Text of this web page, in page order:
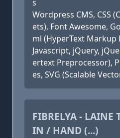
s
Wordpress CMS, CSS
ets), Font Awesome,
ml (HyperText Markup
Javascript, jQuery,
ertext Preprocessor),
es, SVG (Scalable
FIBRELYA - LAINE
IN / HAND (...)